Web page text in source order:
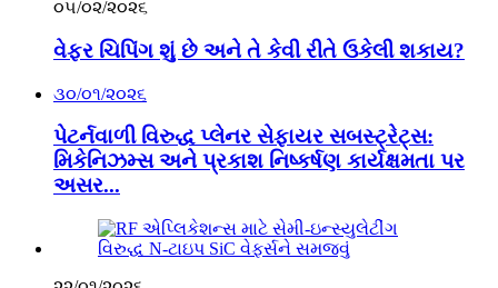
૦૫/૦૨/૨૦૨૬
વેફર ચિપિંગ શું છે અને તે કેવી રીતે ઉકેલી શકાય?
૩૦/૦૧/૨૦૨૬
પેટર્નવાળી વિરુદ્ધ પ્લેનર સેફાયર સબસ્ટ્રેટ્સ:
મિકેનિઝમ્સ અને પ્રકાશ નિષ્કર્ષણ કાર્યક્ષમતા પર
અસર...